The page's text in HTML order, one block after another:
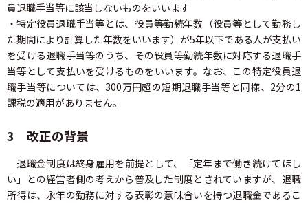
員退職手当等に該当しないものをいいます
・特定役員退職手当等とは、役員等勤続年数（役員等として勤務し
た期間により計算した年数をいいます）が5年以下である人が支払い
を受ける退職手当等のうち、その役員等勤続年数に対応する退職手
当等として支払いを受けるものをいいます。なお、この特定役員退
職手当等については、300万円超の短期退職手当等と同様、2分の1
課税の適用がありません。
3 改正の背景
退職金制度は終身雇用を前提として、「定年まで働き続けてほし
い」との経営者側の考えから普及した制度とされていますが、退職
所得は、永年の勤務に対する表彰の意味合いを持つ退職金であるこ